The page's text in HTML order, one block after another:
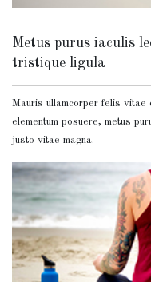
Metus purus iaculis
tristique ligula
Mauris ullamcorper felis vitae
elementum posuere, metus
justo vitae magna.